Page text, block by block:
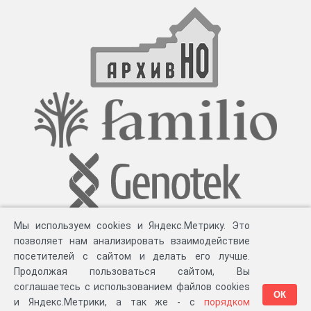
акты по сбору денежных пожертвований, приходно-
Мы используем cookies и Яндекс.Метрику. Это
позволяет нам анализировать взаимодействие
посетителей с сайтом и делать его лучше.
Продолжая пользоваться сайтом, Вы
соглашаетесь с использованием файлов cookies
и Яндекс.Метрики, а так же - с порядком
ОК